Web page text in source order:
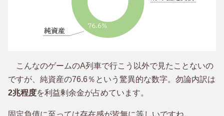
こんなのゲームのA列車で行こう以外で見たことないの
ですが、純資産の76.6％という驚異的な数字。勿論内訳は
2兆程度を利益剰余金が占めています。
固定負債に至っては存在感が皆無に等しいですね。